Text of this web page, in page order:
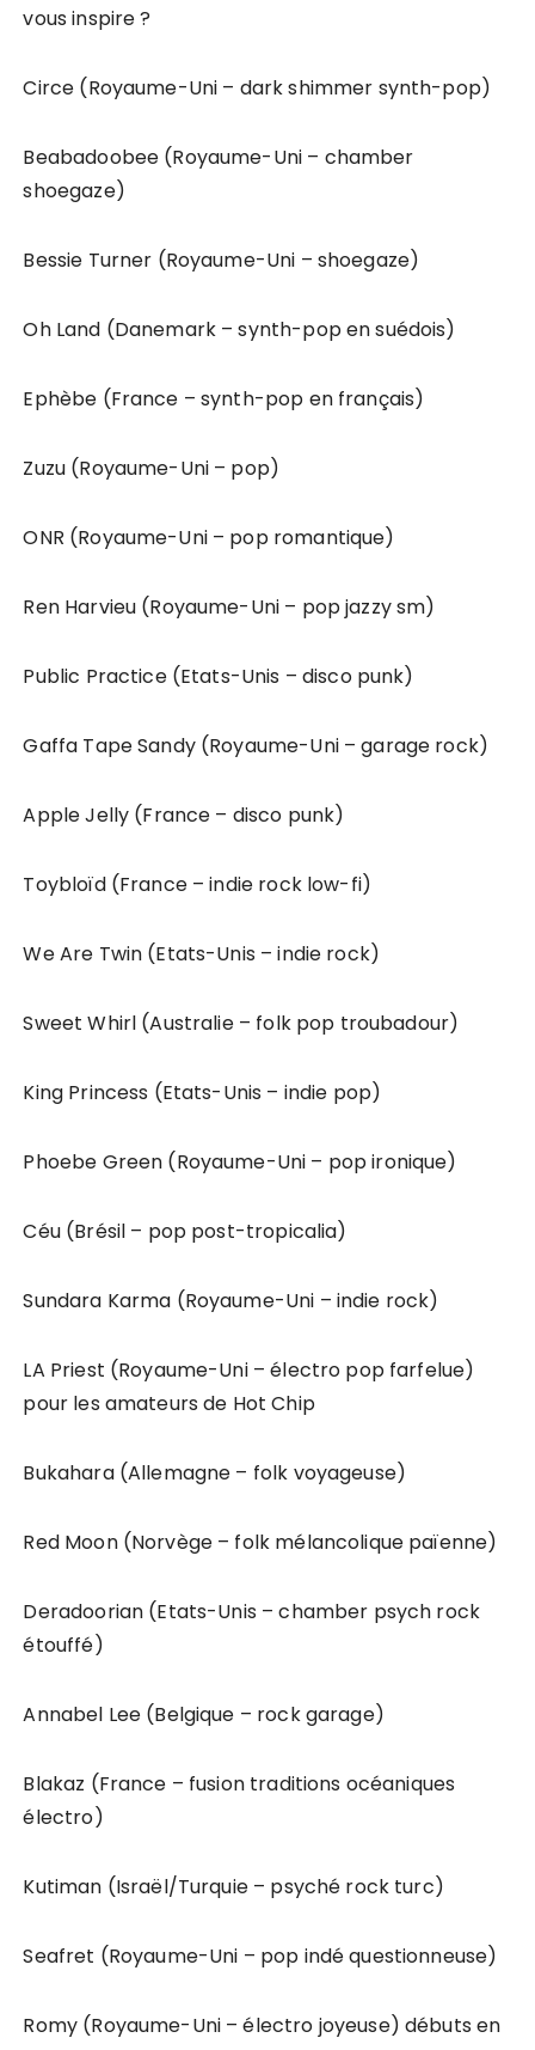
vous inspire ?
Circe (Royaume-Uni – dark shimmer synth-pop)
Beabadoobee (Royaume-Uni – chamber
shoegaze)
Bessie Turner (Royaume-Uni – shoegaze)
Oh Land (Danemark – synth-pop en suédois)
Ephèbe (France – synth-pop en français)
Zuzu (Royaume-Uni – pop)
ONR (Royaume-Uni – pop romantique)
Ren Harvieu (Royaume-Uni – pop jazzy sm)
Public Practice (Etats-Unis – disco punk)
Gaffa Tape Sandy (Royaume-Uni – garage rock)
Apple Jelly (France – disco punk)
Toybloïd (France – indie rock low-fi)
We Are Twin (Etats-Unis – indie rock)
Sweet Whirl (Australie – folk pop troubadour)
King Princess (Etats-Unis – indie pop)
Phoebe Green (Royaume-Uni – pop ironique)
Céu (Brésil – pop post-tropicalia)
Sundara Karma (Royaume-Uni – indie rock)
LA Priest (Royaume-Uni – électro pop farfelue)
pour les amateurs de Hot Chip
Bukahara (Allemagne – folk voyageuse)
Red Moon (Norvège – folk mélancolique païenne)
Deradoorian (Etats-Unis – chamber psych rock
étouffé)
Annabel Lee (Belgique – rock garage)
Blakaz (France – fusion traditions océaniques
électro)
Kutiman (Israël/Turquie – psyché rock turc)
Seafret (Royaume-Uni – pop indé questionneuse)
Romy (Royaume-Uni – électro joyeuse) débuts en